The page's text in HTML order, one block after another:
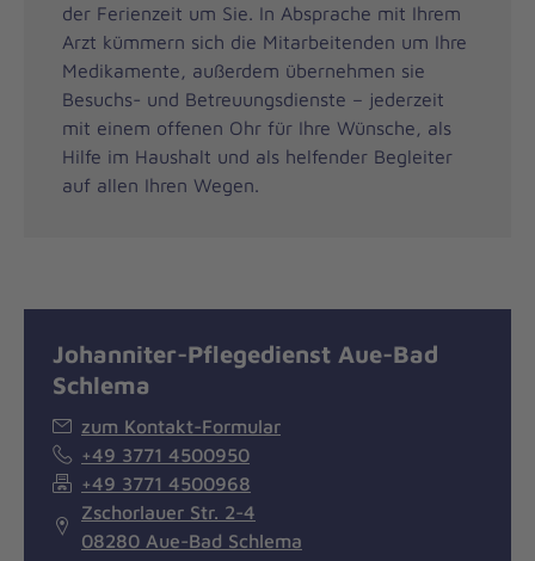
der Ferienzeit um Sie. In Absprache mit Ihrem
Arzt kümmern sich die Mitarbeitenden um Ihre
Medikamente, außerdem übernehmen sie
Besuchs- und Betreuungsdienste – jederzeit
mit einem offenen Ohr für Ihre Wünsche, als
Hilfe im Haushalt und als helfender Begleiter
auf allen Ihren Wegen.
Johanniter-Pflegedienst Aue-Bad
Schlema
zum Kontakt-Formular
+49 3771 4500950
+49 3771 4500968
Zschorlauer Str. 2-4
08280 Aue-Bad Schlema